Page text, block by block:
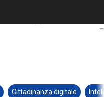
Cittadinanza digitale